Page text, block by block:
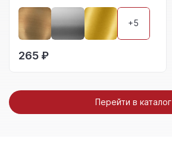
+5
265 ₽
Перейти в каталог